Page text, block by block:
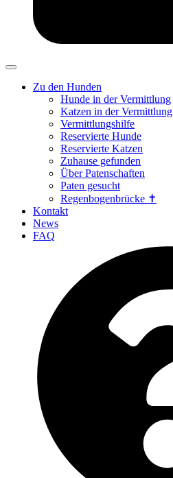
Zu den Hunden
Hunde in der Vermittlung
Katzen in der Vermittlung
Vermittlungshilfe
Reservierte Hunde
Reservierte Katzen
Zuhause gefunden
Über Patenschaften
Paten gesucht
Regenbogenbrücke ✝
Kontakt
News
FAQ